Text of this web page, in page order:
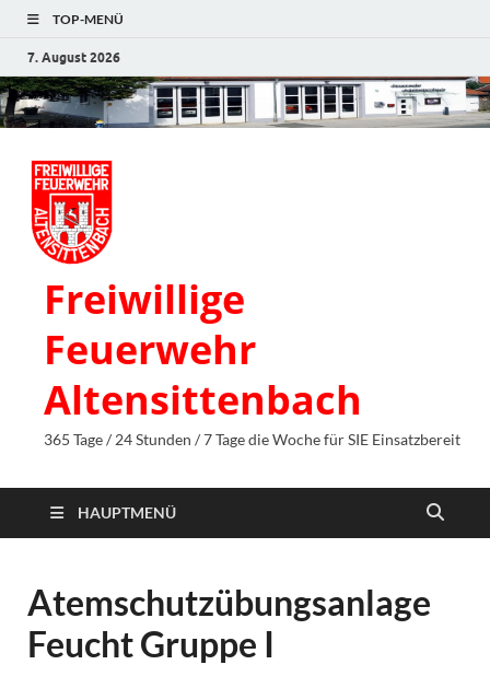
TOP-MENÜ
7. August 2026
Freiwillige
Feuerwehr
Altensittenbach
365 Tage / 24 Stunden / 7 Tage die Woche für SIE Einsatzbereit
HAUPTMENÜ
Atemschutzübungsanlage
Feucht Gruppe I